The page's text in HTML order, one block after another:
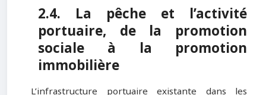
2.4. La pêche et l’activité
portuaire, de la promotion
sociale à la promotion
immobilière
L’infrastructure portuaire existante dans les